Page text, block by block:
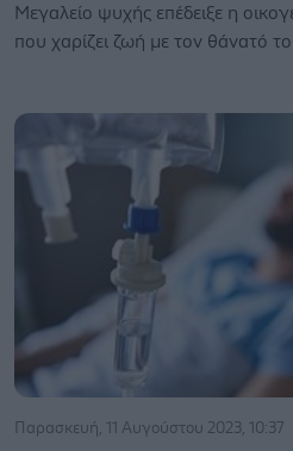
Μεγαλείο ψυχής επέδειξε η
που χαρίζει ζωή με τον θάνατό
Παρασκευή, 11 Αυγούστου 2023, 10:37